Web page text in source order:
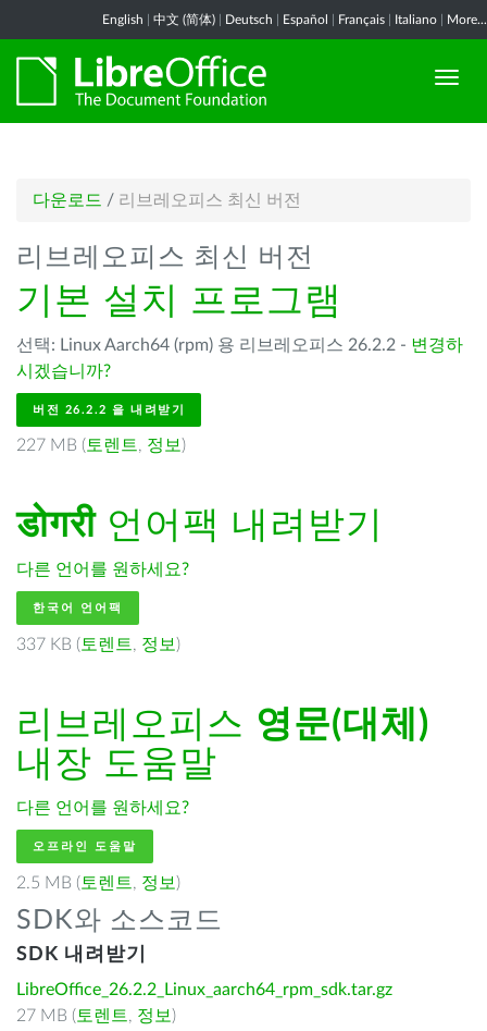
English 中文 (简体) Deutsch Español Français Italiano More...
다운로드 / 리브레오피스 최신 버전
리브레오피스 최신 버전
기본 설치 프로그램
선택: Linux Aarch64 (rpm) 용 리브레오피스 26.2.2 - 변경하
시겠습니까?
버전 26.2.2 을 내려받기
227 MB ( 토렌트, 정보 )
डोगरी언어팩 내려받기
다른 언어를 원하세요?
한국어 언어팩
337 KB ( 토렌트, 정보 )
리브레오피스 영문(대체)
내장 도움말
다른 언어를 원하세요?
오프라인 도움말
2.5 MB ( 토렌트, 정보 )
SDK와 소스코드
SDK 내려받기
LibreOffice_26.2.2_Linux_aarch64_rpm_sdk.tar.gz
27 MB ( 토렌트, 정보 )